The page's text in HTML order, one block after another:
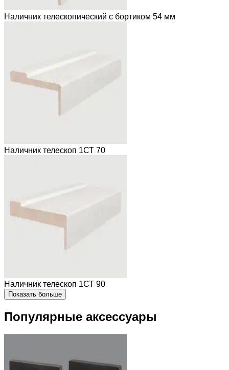
Наличник телескопический с бортиком 54 мм
Наличник телескоп 1СТ 70
Наличник телескоп 1СТ 90
Показать больше
Популярные аксессуары